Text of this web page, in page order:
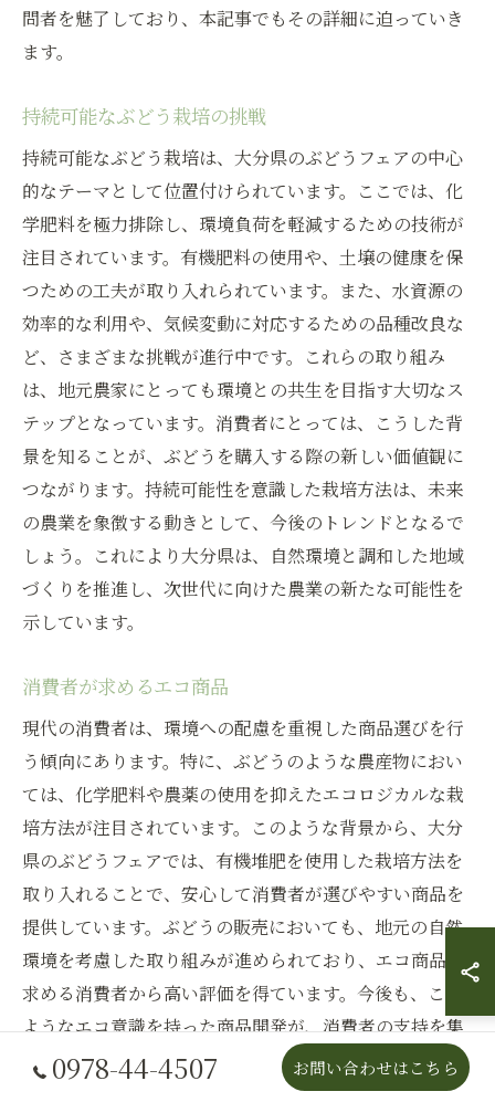
問者を魅了しており、本記事でもその詳細に迫っていき
ます。
持続可能なぶどう栽培の挑戦
持続可能なぶどう栽培は、大分県のぶどうフェアの中心
的なテーマとして位置付けられています。ここでは、化
学肥料を極力排除し、環境負荷を軽減するための技術が
注目されています。有機肥料の使用や、土壌の健康を保
つための工夫が取り入れられています。また、水資源の
効率的な利用や、気候変動に対応するための品種改良な
ど、さまざまな挑戦が進行中です。これらの取り組み
は、地元農家にとっても環境との共生を目指す大切なス
テップとなっています。消費者にとっては、こうした背
景を知ることが、ぶどうを購入する際の新しい価値観に
つながります。持続可能性を意識した栽培方法は、未来
の農業を象徴する動きとして、今後のトレンドとなるで
しょう。これにより大分県は、自然環境と調和した地域
づくりを推進し、次世代に向けた農業の新たな可能性を
示しています。
消費者が求めるエコ商品
現代の消費者は、環境への配慮を重視した商品選びを行
う傾向にあります。特に、ぶどうのような農産物におい
ては、化学肥料や農薬の使用を抑えたエコロジカルな栽
培方法が注目されています。このような背景から、大分
県のぶどうフェアでは、有機堆肥を使用した栽培方法を
取り入れることで、安心して消費者が選びやすい商品を
提供しています。ぶどうの販売においても、地元の自然
環境を考慮した取り組みが進められており、エコ商品を
求める消費者から高い評価を得ています。今後も、この
ようなエコ意識を持った商品開発が、消費者の支持を集
める鍵となるでしょう。大分県のぶどうフェアを通じ
て、この動向を体感してみてはいかがでしょうか。
0978-44-4507 お問い合わせはこちら